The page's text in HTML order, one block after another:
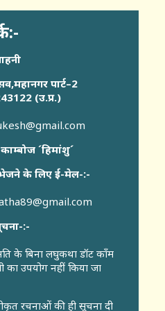
पार्ट–2
(उ.प्र.)
´हिमांशु´
के लिए ई-मेल-:-
:-
के बिना लघुकथा डॉट कॉंम
का उपयोग नहीं किया जा
रचनाओं की ही सूचना दी